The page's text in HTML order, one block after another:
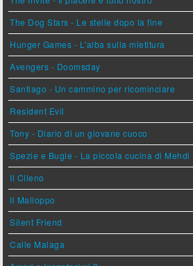
The Dog Stars - Le stelle dopo la fine
Hunger Games - L'alba sulla mietitura
Avengers - Doomsday
Santiago - Un cammino per ricominciare
Resident Evil
Tony - Diario di un giovane cuoco
Spezie e Bugie - La piccola cucina di Mehdi
Il Cileno
Il Malloppo
Silent Friend
Calle Malaga